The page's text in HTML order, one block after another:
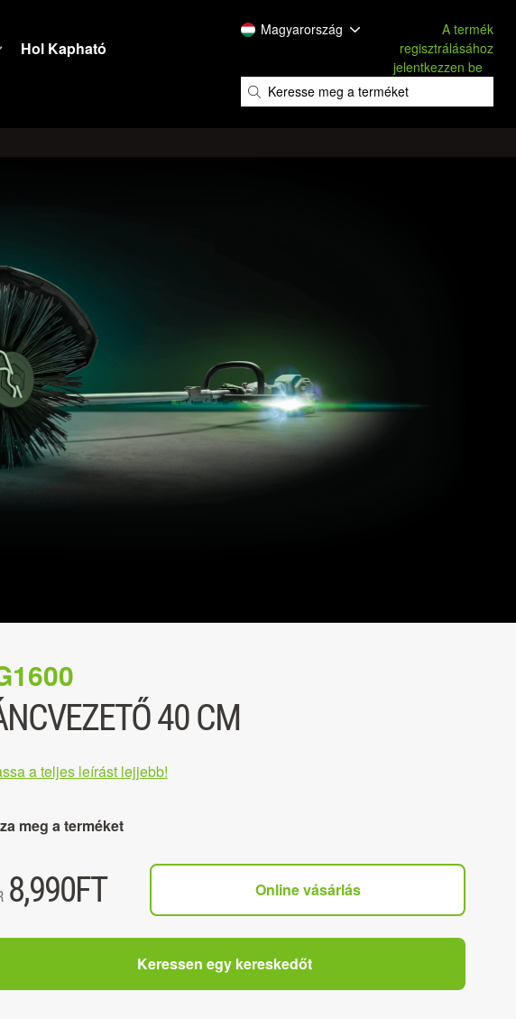
Hol Kapható
Magyarország
A termék
regisztrálásához
jelentkezzen be
40 CM
a teljes leírást lejjebb!
meg a terméket
8,990FT Online vásárlás
Keressen egy kereskedőt